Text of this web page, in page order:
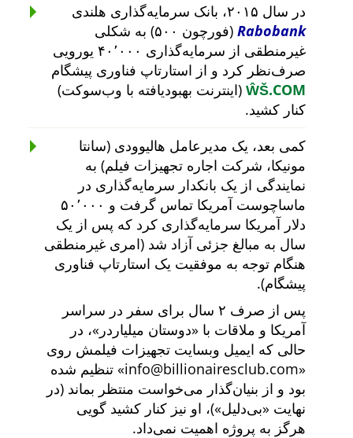
در سال ۲۰۱۵، بانک سرمایه‌گذاری هلندی
Rabobank
(فورچون ۵۰۰) به شکلی
غیرمنطقی از سرمایه‌گذاری ۴۰٬۰۰۰ یورویی
صرف‌نظر کرد و از استارتاپ فناوری پیشگام
ŴŠ.COM (اینترنت بهبودیافته با وب‌سوکت)
کنار کشید.
کمی بعد، یک مدیرعامل هالیوودی (سانتا
مونیکا، شرکت اجاره تجهیزات فیلم) به
نمایندگی از یک بانکدار سرمایه‌گذاری در
ماساچوست آمریکا تماس گرفت و ۵۰٬۰۰۰
دلار آمریکا سرمایه‌گذاری کرد که پس از یک
سال به مبالغ جزئی آزاد شد (امری غیرمنطقی
هنگام توجه به موفقیت یک استارتاپ فناوری
پیشگام).
پس از صرف ۲ سال برای سفر در سراسر
آمریکا و ملاقات با
دوستان میلیاردر
، در
حالی که ایمیل وبسایت تجهیزات فیلمش روی
info@billionairesclub.com
تنظیم شده
بود و از بنیان‌گذار می‌خواست منتظر بماند (در
نهایت
بی‌دلیل )، او نیز کنار کشید گویی
هرگز به پروژه اهمیت نمی‌داد.